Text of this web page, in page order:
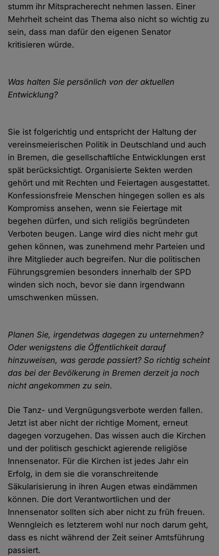
stumm ihr Mitspracherecht nehmen lassen. Einer
Mehrheit scheint das Thema also nicht so wichtig zu
sein, dass man dafür den eigenen Senator
kritisieren würde.
Was halten Sie persönlich von der aktuellen
Entwicklung?
Sie ist folgerichtig und entspricht der Haltung der
vereinsmeierischen Politik in Deutschland und auch
in Bremen, die gesellschaftliche Entwicklungen erst
spät berücksichtigt. Organisierte Sekten werden
gehört und mit Rechten und Feiertagen ausgestattet.
Konfessionsfreie Menschen hingegen sollen es als
Kompromiss ansehen, wenn sie Feiertage mit
begehen dürfen, und sich religiös begründeten
Verboten beugen. Lange wird dies nicht mehr gut
gehen können, was zunehmend mehr Parteien und
ihre Mitglieder auch begreifen. Nur die politischen
Führungsgremien besonders innerhalb der SPD
winden sich noch, bevor sie dann irgendwann
umschwenken müssen.
Planen Sie, irgendetwas dagegen zu unternehmen?
Oder wenigstens die Öffentlichkeit darauf
hinzuweisen, was gerade passiert? So richtig scheint
das bei der Bevölkerung in Bremen derzeit ja noch
nicht angekommen zu sein.
Die Tanz- und Vergnügungsverbote werden fallen.
Jetzt ist aber nicht der richtige Moment, erneut
dagegen vorzugehen. Das wissen auch die Kirchen
und der politisch geschickt agierende religiöse
Innensenator. Für die Kirchen ist jedes Jahr ein
Erfolg, in dem sie die voranschreitende
Säkularisierung in ihren Augen etwas eindämmen
können. Die dort Verantwortlichen und der
Innensenator sollten sich aber nicht zu früh freuen.
Wenngleich es letzterem wohl nur noch darum geht,
dass es nicht während der Zeit seiner Amtsführung
passiert.